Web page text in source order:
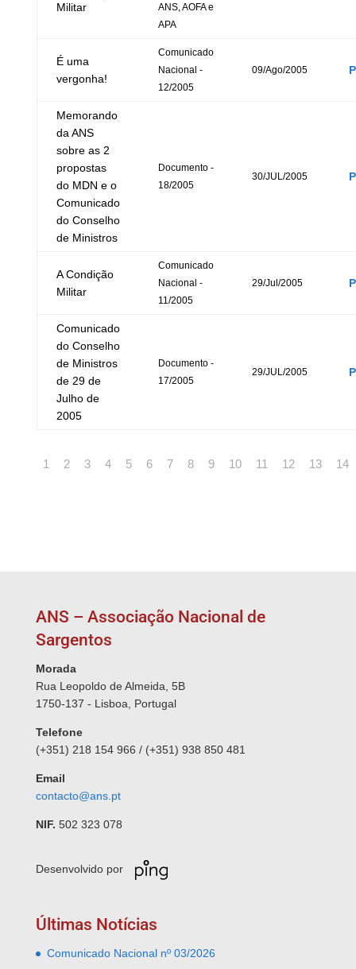
Militar
ANS, AOFA e
APA
É uma
vergonha!
Comunicado
Nacional -
12/2005
09/Ago/2005
Memorando
da ANS
sobre as 2
propostas
do MDN e o
Comunicado
do Conselho
de Ministros
Documento -
18/2005
30/JUL/2005
A Condição
Militar
Comunicado
Nacional -
11/2005
29/Jul/2005
Comunicado
do Conselho
de Ministros
de 29 de
Julho de
2005
Documento -
17/2005
29/JUL/2005
1 2 3 4 5 6 7 8 9 10 11 12 13 14
ANS – Associação Nacional de
Sargentos
Morada
Rua Leopoldo de Almeida, 5B
1750-137 - Lisboa, Portugal
Telefone
(+351) 218 154 966 / (+351) 938 850 481
Email
contacto@ans.pt
NIF. 502 323 078
Desenvolvido por
Últimas Notícias
Comunicado Nacional nº 03/2026